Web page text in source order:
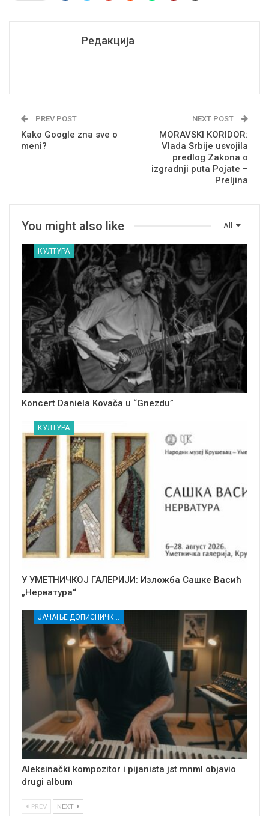
Редакција
PREV POST
Kako Google zna sve o
meni?
NEXT POST
MORAVSKI KORIDOR:
Vlada Srbije usvojila
predlog Zakona o
izgradnji puta Pojate –
Preljina
All
You might also like
КУЛТУРА
Koncert Daniela Kovača u “Gnezdu”
КУЛТУРА
У УМЕТНИЧКОЈ ГАЛЕРИЈИ: Изложба Сашке Васић
„Нерватура“
ЈАЧАЊЕ ДОПИСНИЧКЕ МРЕЖЕ НЕЗАВИСНИХ МЕДИЈА У РАСИНСКОМ ОКРУГУ
Aleksinački kompozitor i pijanista jst mnml objavio
drugi album
PREV NEXT